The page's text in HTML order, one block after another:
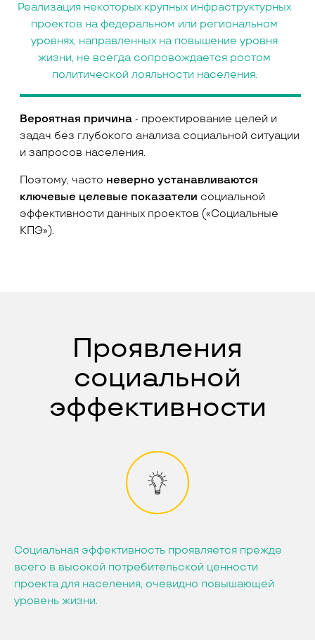
Реализация некоторых крупных инфраструктурных
проектов на федеральном или региональном
уровнях, направленных на повышение уровня
жизни, не всегда сопровождается ростом
политической лояльности населения.
Вероятная причина - проектирование целей и
задач без глубокого анализа социальной ситуации
и запросов населения.
Поэтому, часто неверно устанавливаются
ключевые целевые показатели социальной
эффективности данных проектов («Социальные
КПЭ»).
Проявления
социальной
эффективности
Социальная эффективность проявляется прежде
всего в высокой потребительской ценности
проекта для населения, очевидно повышающей
уровень жизни.